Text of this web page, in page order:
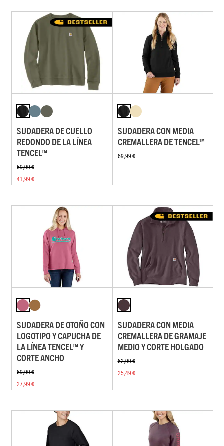
SUDADERA DE CUELLO
REDONDO DE LA LÍNEA
TENCEL™
59,99 €
41,99 €
SUDADERA CON MEDIA
CREMALLERA DE TENCEL™
69,99 €
SUDADERA DE OTOÑO CON
LOGOTIPO Y CAPUCHA DE
LA LÍNEA TENCEL™ Y
CORTE ANCHO
69,99 €
27,99 €
SUDADERA CON MEDIA
CREMALLERA DE GRAMAJE
MEDIO Y CORTE HOLGADO
62,99 €
25,49 €